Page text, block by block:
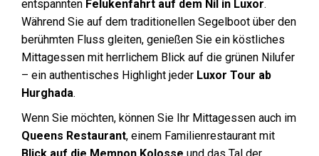
entspannten Felukenfahrt auf dem Nil in Luxor.
Während Sie auf dem traditionellen Segelboot über den
berühmten Fluss gleiten, genießen Sie ein köstliches
Mittagessen mit herrlichem Blick auf die grünen Nilufer
– ein authentisches Highlight jeder Luxor Tour ab
Hurghada.
Wenn Sie möchten, können Sie Ihr Mittagessen auch im
Queens Restaurant, einem Familienrestaurant mit